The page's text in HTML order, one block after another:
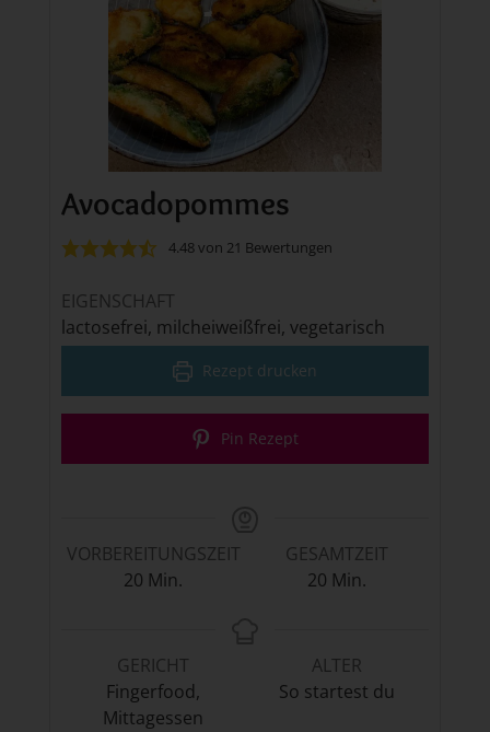
Avocadopommes
4.48von 21 Bewertungen
EIGENSCHAFT
lactosefrei, milcheiweißfrei, vegetarisch
Rezept drucken
Pin Rezept
VORBEREITUNGSZEIT
20Minuten
Min.
GESAMTZEIT
20 Minuten
Min.
GERICHT
Fingerfood,
Mittagessen
ALTER
So startest du